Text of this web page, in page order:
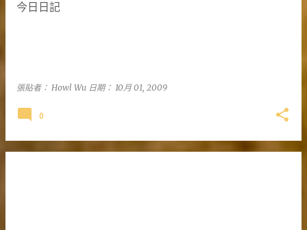
今日日記
張貼者： Howl Wu 日期： 10月 01, 2009
0